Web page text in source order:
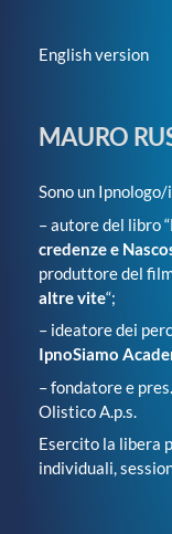
English version
MAURO
Sono un
– autore del libro “
credenze e
produttore del
altre vite“;
– ideatore dei
IpnoSiamo
– fondatore e
Olistico A.p.s.
Esercito la libera
individuali,